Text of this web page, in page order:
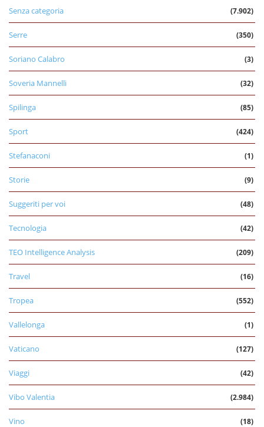
Senza categoria (7.902)
Serre (350)
Soriano Calabro (3)
Soveria Mannelli (32)
Spilinga (85)
Sport (424)
Stefanaconi (1)
Storie (9)
Suggeriti per voi (48)
Tecnologia (42)
TEO Intelligence Analysis (209)
Travel (16)
Tropea (552)
Vallelonga (1)
Vaticano (127)
Viaggi (42)
Vibo Valentia (2.984)
Vino (18)